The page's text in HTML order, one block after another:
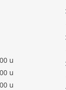
u
u
u